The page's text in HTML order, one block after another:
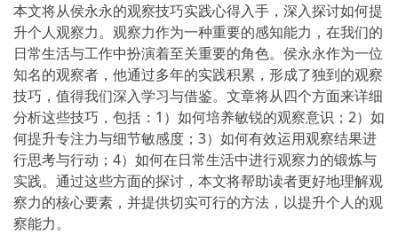
本文将从侯永永的观察技巧实践心得入手，深入探讨如何提
升个人观察力。观察力作为一种重要的感知能力，在我们的
日常生活与工作中扮演着至关重要的角色。侯永永作为一位
知名的观察者，他通过多年的实践积累，形成了独到的观察
技巧，值得我们深入学习与借鉴。文章将从四个方面来详细
分析这些技巧，包括：1）如何培养敏锐的观察意识；2）如
何提升专注力与细节敏感度；3）如何有效运用观察结果进
行思考与行动；4）如何在日常生活中进行观察力的锻炼与
实践。通过这些方面的探讨，本文将帮助读者更好地理解观
察力的核心要素，并提供切实可行的方法，以提升个人的观
察能力。